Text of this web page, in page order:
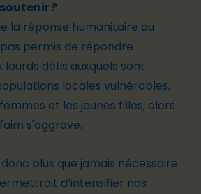
?
la réponse humanitaire au
permis de répondre
défis auxquels sont
locales vulnérables,
et les jeunes filles, alors
s'aggrave.
plus que jamais nécessaire.
d’intensifier nos